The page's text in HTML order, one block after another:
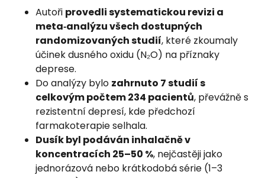
Autoři provedli systematickou revizi a
meta‑analýzu všech dostupných
randomizovaných studií, které zkoumaly
účinek dusného oxidu (N₂O) na příznaky
deprese.
Do analýzy bylo zahrnuto 7 studií s
celkovým počtem 234 pacientů, převážně s
rezistentní depresí, kde předchozí
farmakoterapie selhala.
Dusík byl podáván inhalačně v
koncentracích 25–50 %, nejčastěji jako
jednorázová nebo krátkodobá série (1–3